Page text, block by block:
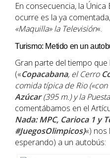
En consecuencia, la
ocurre es la ya
«Maquilla» la Televisión«.
Turismo: Metido en un
Gran parte del tiempo
(«Copacabana, el Cerro
comida típica de Rio («con
Azúcar(395 m.) y la
comentábamos en el
Nada: MPC, Carioca 1 y
#JuegosOlimpicos)«) nos
esperando) a un autobús: